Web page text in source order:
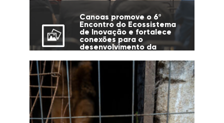
Canoas promove o 6º
Encontro do Ecossistema
de Inovação e fortalece
conexões para o
desenvolvimento da